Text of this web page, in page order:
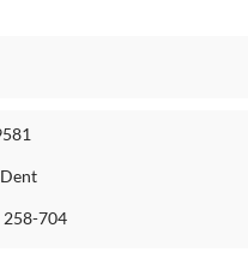
258-704